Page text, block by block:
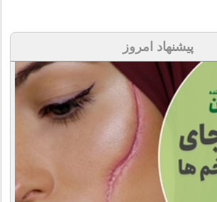
پیشنهاد امروز